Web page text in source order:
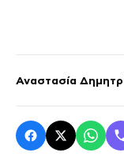
Αναστασία